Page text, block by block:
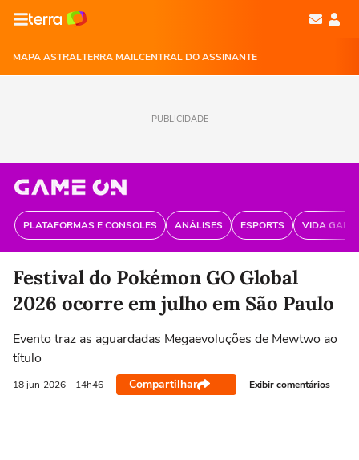
MAPA ASTRALTERRA MAILCENTRAL DO ASSINANTE
PUBLICIDADE
PLATAFORMAS E CONSOLES ANÁLISES ESPORTS VIDA
Festival do Pokémon GO Global
2026 ocorre em julho em São Paulo
Evento traz as aguardadas Megaevoluções de Mewtwo ao
título
18 jun 2026 - 14h46 Compartilhar Exibir comentários